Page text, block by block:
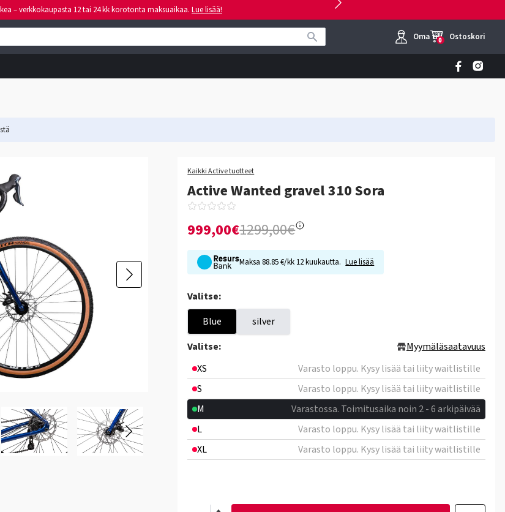
– verkkokaupasta 12 tai 24 kk korotonta maksuaikaa. Lue lisää!
Oma tili
0 Ostoskori
Kaikki Active tuotteet
Active Wanted gravel 310 Sora
999,00€1299,00€
Maksa 88.85 €/kk 12 kuukautta. Lue lisää
Valitse:
Blue
silver
Valitse:
Myymäläsaatavuus
XS
Varasto loppu. Kysy lisää tai liity waitlistille
S
Varasto loppu. Kysy lisää tai liity waitlistille
M
Varastossa. Toimitusaika noin 2 - 6 arkipäivää
L
Varasto loppu. Kysy lisää tai liity waitlistille
XL
Varasto loppu. Kysy lisää tai liity waitlistille